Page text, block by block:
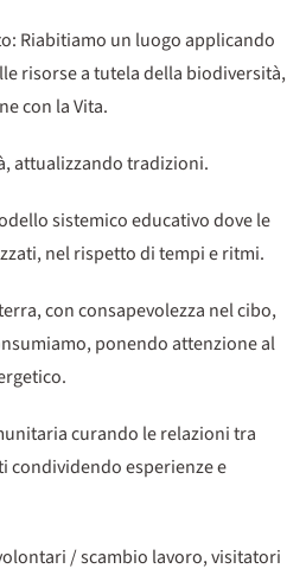
Riabitiamo un luogo applicando
risorse a tutela della biodiversità,
con la Vita.
attualizzando tradizioni.
sistemico educativo dove le
nel rispetto di tempi e ritmi.
con consapevolezza nel cibo,
ponendo attenzione al
curando le relazioni tra
condividendo esperienze e
/ scambio lavoro, visitatori